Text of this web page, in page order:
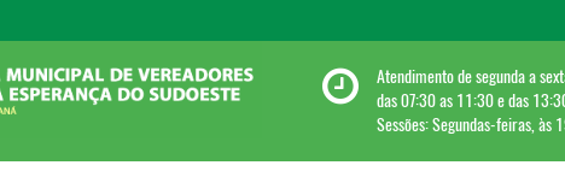
Atendimento de segunda a
das 07:30 as 11:30 e das
Sessões: Segundas-feiras, às